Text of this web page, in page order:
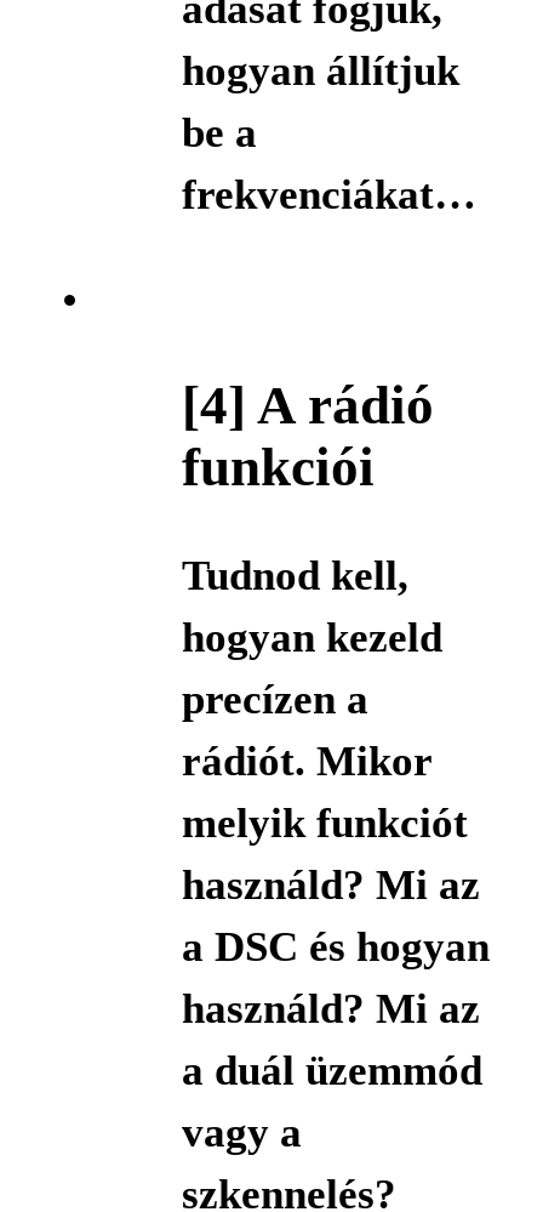
hogyan állítjuk
be a
frekvenciákat…
[4] A rádió
funkciói
Tudnod kell,
hogyan kezeld
precízen a
rádiót. Mikor
melyik funkciót
használd? Mi az
a DSC és hogyan
használd? Mi az
a duál üzemmód
vagy a
szkennelés?